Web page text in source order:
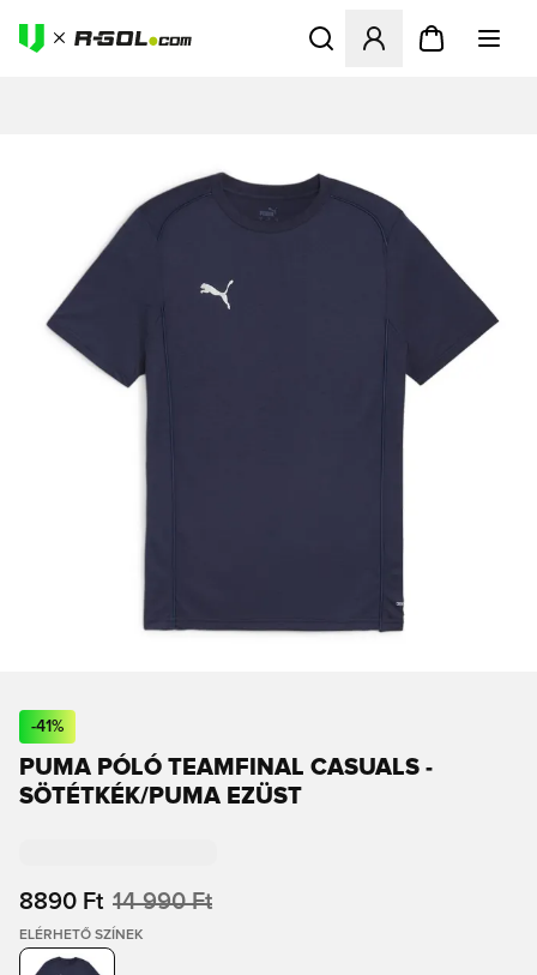
Megnyit egy modált a
-41%
PUMA PÓLÓ TEAMFINAL CASUALS -
SÖTÉTKÉK/PUMA EZÜST
8890 Ft 14 990 Ft
ELÉRHETŐ SZÍNEK